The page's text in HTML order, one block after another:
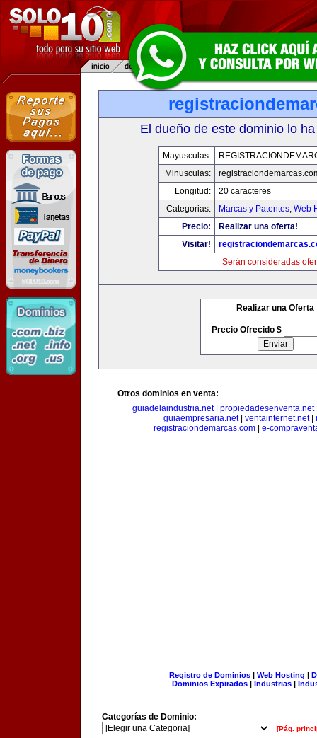
El dueño de este dominio lo
Mayusculas:
Minusculas:
Longitud:
20 caracteres
Categorias:
Marcas y Patentes, Web
Precio:
Realizar una oferta!
Visitar!
Serán consideradas
Realizar una Oferta
Precio Ofrecido $
Otros dominios en venta:
guiadelaindustria.net propiedadesenventa.net
guiaempresaria.net| ventainternet.net|
registraciondemarcas.com
e-
Registro de Dominios| Web Hosting |
Dominios Expirados | Industrias |
Categorías de Dominio:
[Pág.